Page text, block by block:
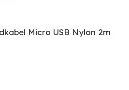
Micro USB Nylon 2m